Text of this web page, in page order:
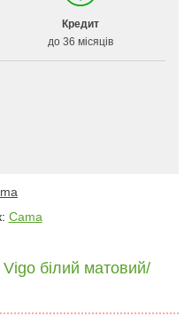
Кредит
до 36 місяців
Cama
Vigo білий матовий/